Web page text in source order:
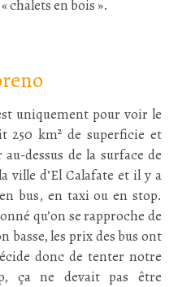
chalets en bois ».
uniquement pour voir le
250 km² de superficie et
dessus de la surface de
ville d’El Calafate et il y a
bus, en taxi ou en stop.
qu’on se rapproche de
basse, les prix des bus ont
donc de tenter notre
ça ne devait pas être